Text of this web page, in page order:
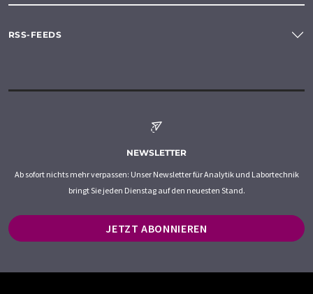
RSS-FEEDS
NEWSLETTER
Ab sofort nichts mehr verpassen: Unser Newsletter für Analytik und Labortechnik
bringt Sie jeden Dienstag auf den neuesten Stand.
JETZT ABONNIEREN